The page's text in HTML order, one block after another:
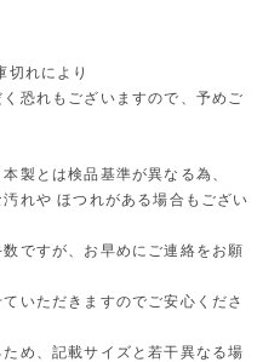
切れにより
恐れもございますので、予めご
製とは検品基準が異なる為、
れや ほつれがある場合もござい
ですが、お早めにご連絡をお願
いただきますのでご安心くださ
め、記載サイズと若干異なる場